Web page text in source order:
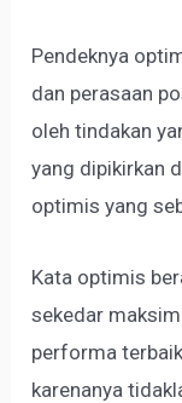
Pendeknya
dan perasaan
oleh tindakan
yang dipikirkan
optimis yang
Kata optimis
sekedar
performa
karenanya